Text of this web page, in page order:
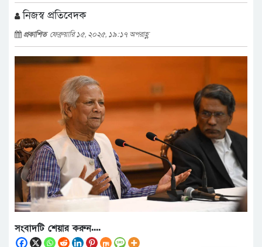
নিজস্ব প্রতিবেদক
প্রকাশিত ফেব্রুয়ারি ১৫, ২০২৫, ১৯:১৭ অপরাহ্ণ
সংবাদটি শেয়ার করুন....